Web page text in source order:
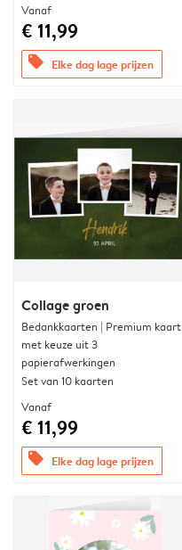
Vanaf
€ 11,99
offers Elke dag lage prijzen
Collage groen
Bedankkaarten | Premium kaart
met keuze uit 3
papierafwerkingen
Set van 10 kaarten
Vanaf
€ 11,99
offers Elke dag lage prijzen